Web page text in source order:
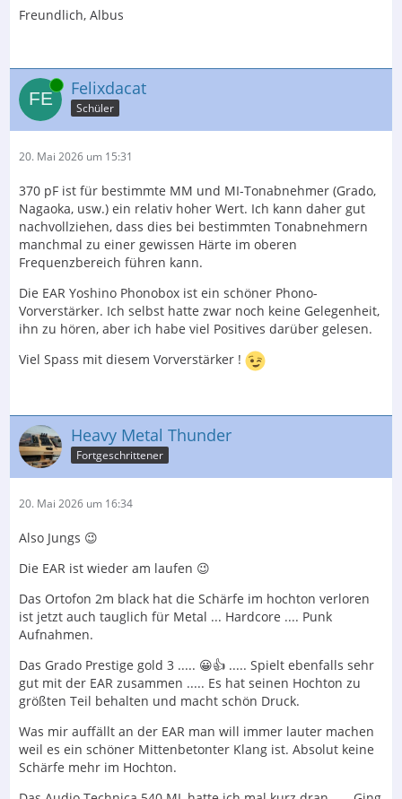
Freundlich, Albus
Online Felixdacat
Schüler
20. Mai 2026 um 15:31
370 pF ist für bestimmte MM und MI-Tonabnehmer (Grado,
Nagaoka, usw.) ein relativ hoher Wert. Ich kann daher gut
nachvollziehen, dass dies bei bestimmten Tonabnehmern
manchmal zu einer gewissen Härte im oberen
Frequenzbereich führen kann.
Die EAR Yoshino Phonobox ist ein schöner Phono-
Vorverstärker. Ich selbst hatte zwar noch keine Gelegenheit,
ihn zu hören, aber ich habe viel Positives darüber gelesen.
Viel Spass mit diesem Vorverstärker !
Heavy Metal Thunder
Fortgeschrittener
20. Mai 2026 um 16:34
Also Jungs 😉
Die EAR ist wieder am laufen 😉
Das Ortofon 2m black hat die Schärfe im hochton verloren
ist jetzt auch tauglich für Metal ... Hardcore .... Punk
Aufnahmen.
Das Grado Prestige gold 3 ..... 😀👍 ..... Spielt ebenfalls sehr
gut mit der EAR zusammen ..... Es hat seinen Hochton zu
größten Teil behalten und macht schön Druck.
Was mir auffällt an der EAR man will immer lauter machen
weil es ein schöner Mittenbetonter Klang ist. Absolut keine
Schärfe mehr im Hochton.